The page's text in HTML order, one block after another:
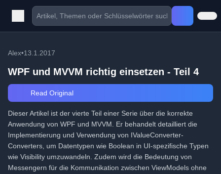
Alex•13.1.2017
WPF und MVVM richtig einsetzen - Teil 4
Read Original
Dieser Artikel ist der vierte Teil einer Serie über die korrekte
Anwendung von WPF und MVVM. Er behandelt detailliert die
Implementierung und Verwendung von IValueConverter-
Converters, um Datentypen wie Boolean in UI-spezifische Typen
wie Visibility umzuwandeln. Zudem wird die Bedeutung von
Messengern für die Kommunikation zwischen ViewModels ohne